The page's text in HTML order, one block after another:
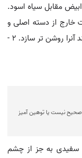
ابیض مقابل سیاه اسود.
خارج از دسته اصلی و
فرعی. این رنگ را به هر رنگ دیگر اضافه کنند آنرا روشن تر سازد. ۲ -
نیست یا توهین آمیز
به جز از چشم